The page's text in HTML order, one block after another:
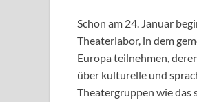
Schon am 24. Januar
Theaterlabor, in dem
Europa teilnehmen,
über kulturelle und
Theatergruppen wie das